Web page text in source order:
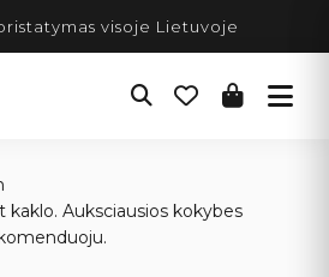
visoje Lietuvoje
kaklo. Auksciausios kokybes